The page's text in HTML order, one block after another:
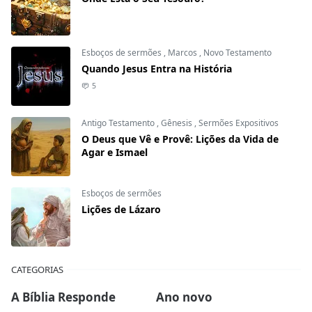
Esboços de sermões , Marcos , Novo Testamento
Quando Jesus Entra na História
5
Antigo Testamento ,Gênesis ,Sermões Expositivos
O Deus que Vê e Provê: Lições da Vida de
Agar e Ismael
Esboços de sermões
Lições de Lázaro
CATEGORIAS
A Bíblia Responde Ano novo